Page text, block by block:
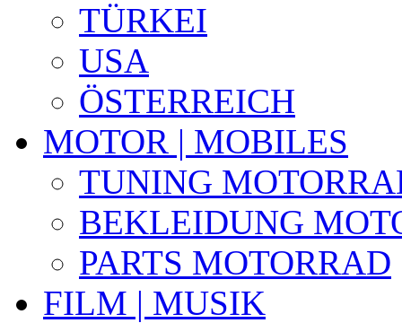
TÜRKEI
USA
ÖSTERREICH
MOTOR | MOBILES
TUNING
BEKLEIDUNG
PARTS MOTORRAD
FILM | MUSIK